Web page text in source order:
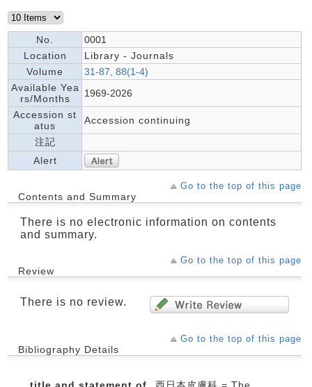
No.
0001
Location
Library - Journals
Volume
31-87, 88(1-4)
Available Yea
rs/Months
1969-2026
Accession st
atus
Accession continuing
注記
Alert
Go to the top of this page
Contents and Summary
There is no electronic information on contents
and summary.
Go to the top of this page
Review
There is no review.
Go to the top of this page
Bibliography Details